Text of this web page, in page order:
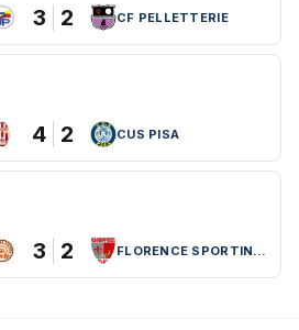
3 2 CF PELLETTERIE
4 2 CUS PISA
3 2 FLORENCE SPORTING CLUB